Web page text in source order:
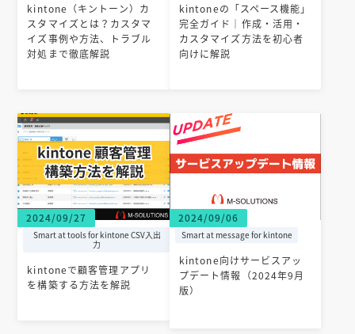
kintone（キントーン）カ
スタマイズとは？カスタマ
イズ事例や方法、トラブル
対処まで徹底解説
kintoneの「スペース機能」
完全ガイド｜作成・活用・
カスタマイズ方法を初心者
向けに解説
2024/09/27
Smart at tools for kintone CSV入出
力
kintoneで顧客管理アプリ
を構築する方法を解説
2024/09/06
Smart at message for kintone
kintone向けサービスアッ
プデート情報（2024年9月
版）